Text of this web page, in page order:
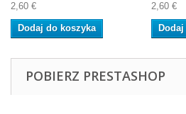
2,60 €
Dodaj do koszyka
2,60 €
POBIERZ PRESTASHOP